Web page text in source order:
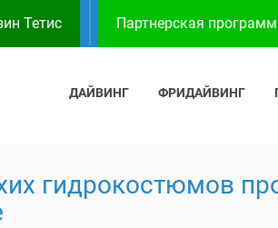
Тетис Партнерская
ДАЙВИНГ ФРИДАЙВИНГ
гидрокостюмов